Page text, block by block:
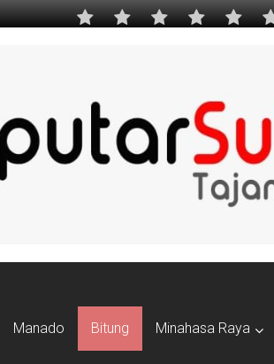
Manado Bitung Minahasa Raya